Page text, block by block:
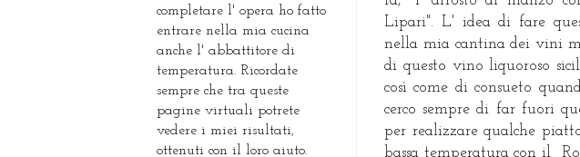
Lipari". L' idea di fare
nella mia cantina dei vini
di questo vino liquoroso
così come di consueto
cerco sempre di far fuori
per realizzare qualche
bassa temperatura con il
completare l' opera ho fatto
entrare nella mia cucina
anche l' abbattitore di
temperatura. Ricordate
sempre che tra queste
pagine virtuali potrete
vedere i miei risultati,
ottenuti con il loro aiuto.